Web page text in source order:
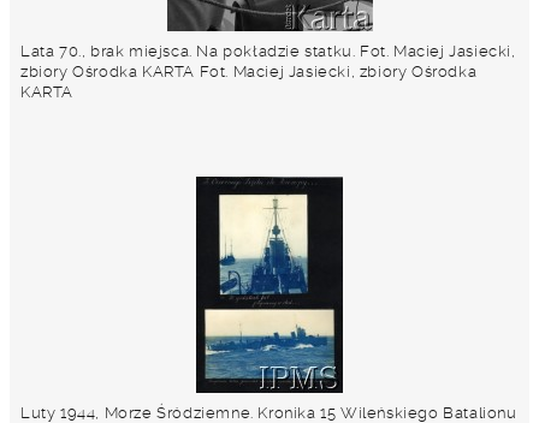
Lata 70., brak miejsca. Na pokładzie statku. Fot. Maciej Jasiecki,
zbiory Ośrodka KARTA Fot. Maciej Jasiecki, zbiory Ośrodka
KARTA
Luty 1944, Morze Śródziemne. Kronika 15 Wileńskiego Batalionu